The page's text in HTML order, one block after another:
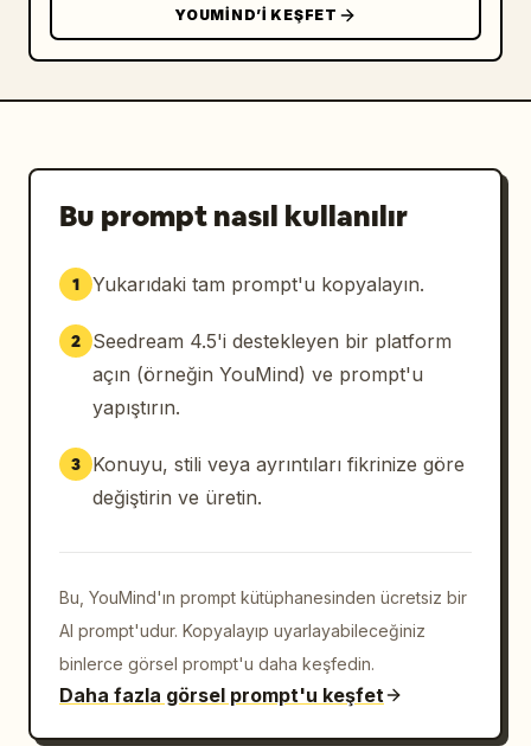
YOUMIND’I KEŞFET
Bu prompt nasıl kullanılır
1 Yukarıdaki tam prompt'u kopyalayın.
2
Seedream 4.5'i destekleyen bir platform
açın (örneğin YouMind) ve prompt'u
yapıştırın.
3
Konuyu, stili veya ayrıntıları fikrinize göre
değiştirin ve üretin.
Bu, YouMind'ın prompt kütüphanesinden ücretsiz bir
AI prompt'udur. Kopyalayıp uyarlayabileceğiniz
binlerce görsel prompt'u daha keşfedin.
Daha fazla görsel prompt'u keşfet